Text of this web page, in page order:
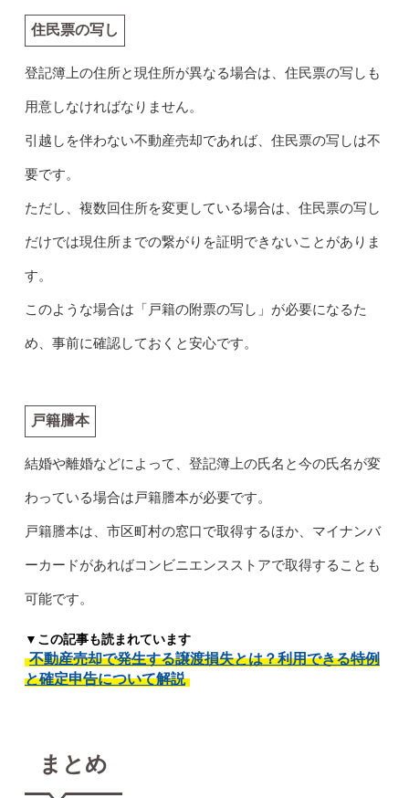
住民票の写し
登記簿上の住所と現住所が異なる場合は、住民票の写しも
用意しなければなりません。
引越しを伴わない不動産売却であれば、住民票の写しは不
要です。
ただし、複数回住所を変更している場合は、住民票の写し
だけでは現住所までの繋がりを証明できないことがありま
す。
このような場合は「戸籍の附票の写し」が必要になるた
め、事前に確認しておくと安心です。
戸籍謄本
結婚や離婚などによって、登記簿上の氏名と今の氏名が変
わっている場合は戸籍謄本が必要です。
戸籍謄本は、市区町村の窓口で取得するほか、マイナンバ
ーカードがあればコンビニエンスストアで取得することも
可能です。
▼この記事も読まれています
不動産売却で発生する譲渡損失とは？利用できる特例
と確定申告について解説
まとめ